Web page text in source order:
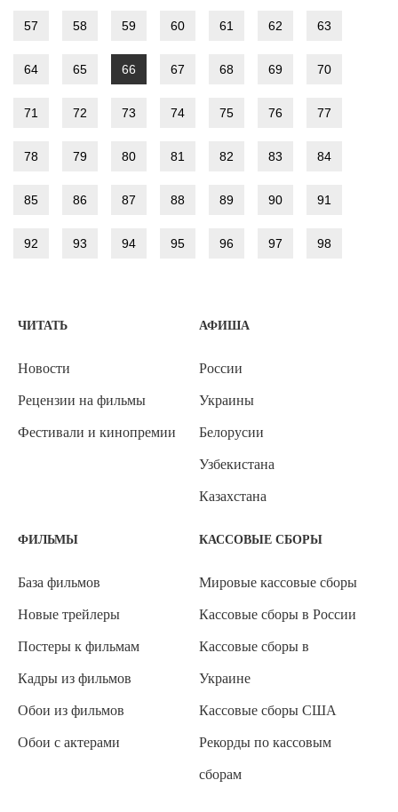
57 58 59 60 61 62 63
64 65 66 67 68 69 70
71 72 73 74 75 76 77
78 79 80 81 82 83 84
85 86 87 88 89 90 91
92 93 94 95 96 97 98
ЧИТАТЬ
Новости
Рецензии на фильмы
Фестивали и кинопремии
АФИША
России
Украины
Белорусии
Узбекистана
Казахстана
ФИЛЬМЫ
База фильмов
Новые трейлеры
Постеры к фильмам
Кадры из фильмов
Обои из фильмов
Обои с актерами
КАССОВЫЕ СБОРЫ
Мировые кассовые сборы
Кассовые сборы в России
Кассовые сборы в
Украине
Кассовые сборы США
Рекорды по кассовым
сборам